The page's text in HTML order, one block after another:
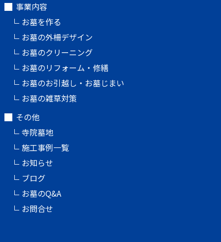
事業内容
お墓を作る
お墓の外柵デザイン
お墓のクリーニング
お墓のリフォーム・修繕
お墓のお引越し・お墓じまい
お墓の雑草対策
その他
寺院墓地
施工事例一覧
お知らせ
ブログ
お墓のQ&A
お問合せ